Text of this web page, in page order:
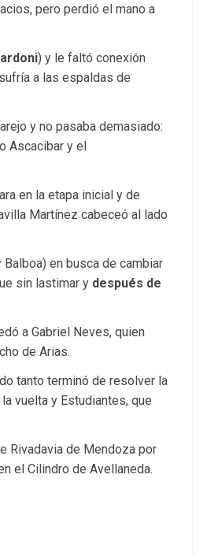
pero perdió el mano a
) y le faltó conexión
a las espaldas de
y no pasaba demasiado:
Ascacibar y el
en la etapa inicial y de
Martínez cabeceó al lado
en busca de cambiar
sin lastimar y después de
a Gabriel Neves, quien
de Arias.
tanto terminó de resolver la
vuelta y Estudiantes, que
Rivadavia de Mendoza por
el Cilindro de Avellaneda.